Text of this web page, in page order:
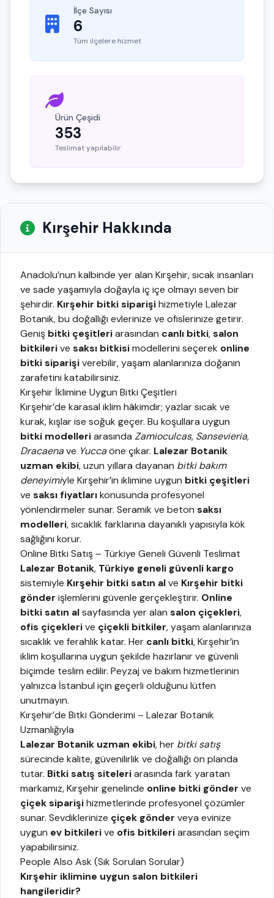
İlçe Sayısı
6
Tüm ilçelere hizmet
Ürün Çeşidi
353
Teslimat yapılabilir
Kırşehir Hakkında
Anadolu’nun kalbinde yer alan Kırşehir, sıcak insanları
ve sade yaşamıyla doğayla iç içe olmayı seven bir
şehirdir. Kırşehir bitki siparişihizmetiyle Lalezar
Botanik, bu doğallığı evlerinize ve ofislerinize getirir.
Geniş bitki çeşitleriarasından canlı bitki,salon
bitkilerive saksı bitkisimodellerini seçerek online
bitki siparişiverebilir, yaşam alanlarınıza doğanın
zarafetini katabilirsiniz.
Kırşehir İklimine Uygun Bitki Çeşitleri
Kırşehir’de karasal iklim hâkimdir; yazlar sıcak ve
kurak, kışlar ise soğuk geçer. Bu koşullara uygun
bitki modelleriarasında Zamioculcas, Sansevieria,
Dracaenave Yuccaöne çıkar. Lalezar Botanik
uzman ekibi, uzun yıllara dayanan bitki bakım
deneyimiyle Kırşehir’in iklimine uygun bitki çeşitleri
ve saksı fiyatlarıkonusunda profesyonel
yönlendirmeler sunar. Seramik ve beton saksı
modelleri, sıcaklık farklarına dayanıklı yapısıyla kök
sağlığını korur.
Online Bitki Satış – Türkiye Geneli Güvenli Teslimat
Lalezar Botanik, Türkiye geneli güvenli kargo
sistemiyle Kırşehir bitki satın alve Kırşehir bitki
gönder işlemlerini güvenle gerçekleştirir. Online
bitki satın alsayfasında yer alan salon çiçekleri,
ofis çiçeklerive çiçekli bitkiler, yaşam alanlarınıza
sıcaklık ve ferahlık katar. Her canlı bitki, Kırşehir’in
iklim koşullarına uygun şekilde hazırlanır ve güvenli
biçimde teslim edilir. Peyzaj ve bakım hizmetlerinin
yalnızca İstanbul için geçerli olduğunu lütfen
unutmayın.
Kırşehir’de Bitki Gönderimi – Lalezar Botanik
Uzmanlığıyla
Lalezar Botanik uzman ekibi, her bitki satış
sürecinde kalite, güvenilirlik ve doğallığı ön planda
tutar. Bitki satış siteleriarasında fark yaratan
markamız, Kırşehir genelinde online bitki gönder ve
çiçek siparişihizmetlerinde profesyonel çözümler
sunar. Sevdiklerinize çiçek gönder veya evinize
uygun ev bitkilerive ofis bitkileriarasından seçim
yapabilirsiniz.
People Also Ask (Sık Sorulan Sorular)
Kırşehir iklimine uygun salon bitkileri
hangileridir?